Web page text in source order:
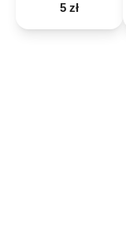
5 zł